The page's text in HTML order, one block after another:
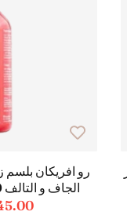
رو افريكان بلسم
الجاف و التالف 300 مل - Raw African